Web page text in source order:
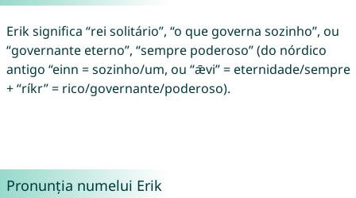
Erik significa “rei solitário”, “o que governa sozinho”, ou
“governante eterno”, “sempre poderoso” (do nórdico
antigo “einn = sozinho/um, ou “ǣvi” = eternidade/sempre
+ “ríkr” = rico/governante/poderoso).
Pronunția numelui Erik